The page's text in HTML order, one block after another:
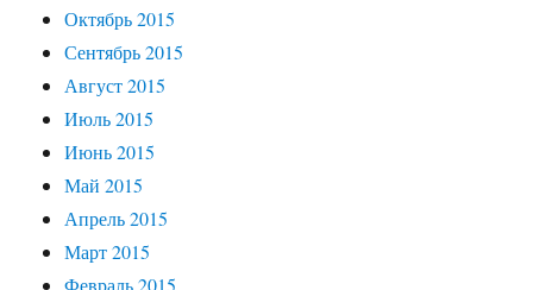
Октябрь 2015
Сентябрь 2015
Август 2015
Июль 2015
Июнь 2015
Май 2015
Апрель 2015
Март 2015